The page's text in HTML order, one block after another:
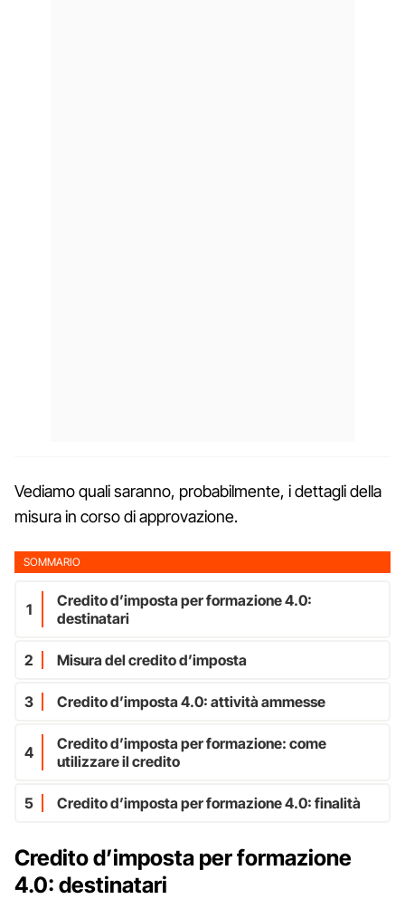
Vediamo quali saranno, probabilmente, i dettagli della
misura in corso di approvazione.
SOMMARIO
1
Credito d’imposta per formazione 4.0:
destinatari
2 Misura del credito d’imposta
3 Credito d’imposta 4.0: attività ammesse
4
Credito d’imposta per formazione: come
utilizzare il credito
5 Credito d’imposta per formazione 4.0: finalità
Credito d’imposta per formazione
4.0: destinatari